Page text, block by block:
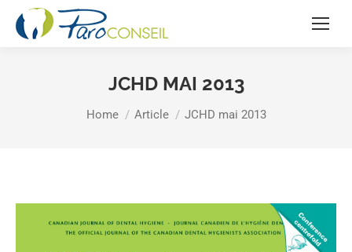
JCHD MAI 2013
You are here:
Home Article JCHD mai 2013